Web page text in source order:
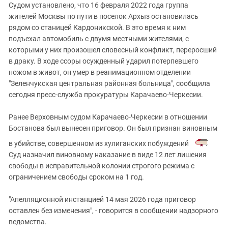
Судом установлено, что 16 февраля 2022 года группа
жителей Москвы по пути в поселок Архыз остановилась
рядом со станицей Кардоникской. В это время к ним
подъехал автомобиль с двумя местными жителями, с
которыми у них произошел словесный конфликт, переросший
в драку. В ходе ссоры осужденный ударил потерпевшего
ножом в живот, он умер в реанимационном отделении
"Зеленчукская центральная районная больница", сообщила
сегодня пресс-служба прокуратуры Карачаево-Черкесии.
Ранее Верховным судом Карачаево-Черкесии в отношении
Бостанова был вынесен приговор. Он был признан виновным
в убийстве, совершенном из хулиганских побуждений
.
Суд назначил виновному наказание в виде 12 лет лишения
свободы в исправительной колонии строгого режима с
ограничением свободы сроком на 1 год.
"Апелляционной инстанцией 14 мая 2026 года приговор
оставлен без изменения", - говорится в сообщении надзорного
ведомства.